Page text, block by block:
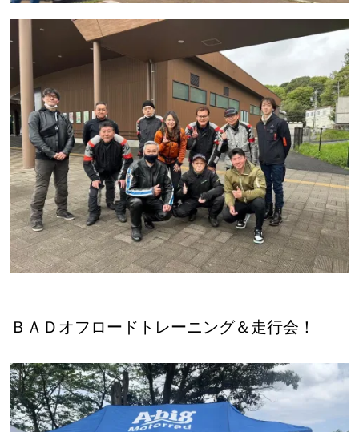
ＢＡＤオフロードトレーニング＆走行会！